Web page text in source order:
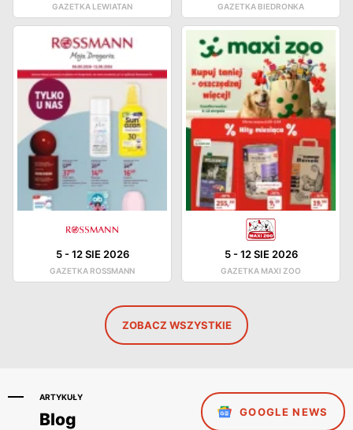
GAZETKA LEWIATAN GAZETKA BIEDRONKA
5-12 SIE 2026
GAZETKA ROSSMANN
5-12 SIE 2026
GAZETKA MAXI ZOO
ZOBACZ WSZYSTKIE
ARTYKUŁY
Blog GOOGLE NEWS